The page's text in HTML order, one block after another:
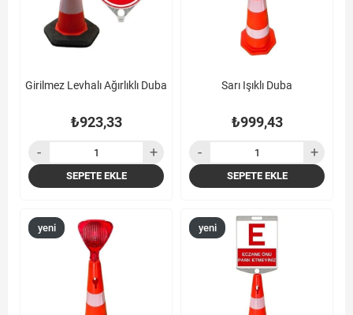
Girilmez Levhalı Ağırlıklı Duba
₺923,33
SEPETE EKLE
Sarı Işıklı Duba
₺999,43
SEPETE EKLE
yeni
yeni